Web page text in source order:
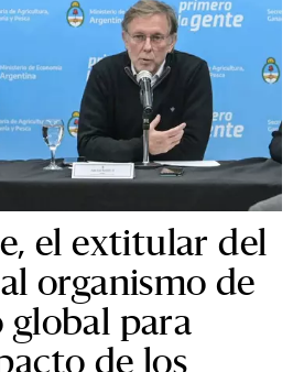
el extitular del
organismo de
para
de los